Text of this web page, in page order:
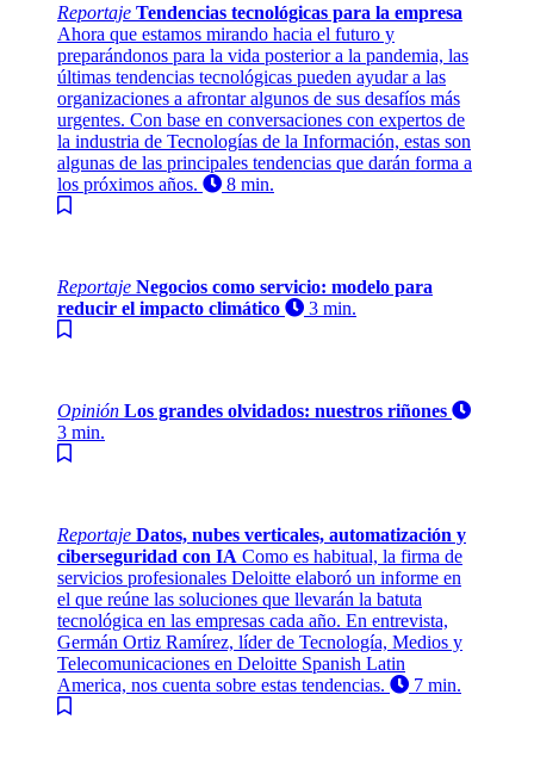
Reportaje Tendencias tecnológicas para la empresa
Ahora que estamos mirando hacia el futuro y
preparándonos para la vida posterior a la pandemia, las
últimas tendencias tecnológicas pueden ayudar a las
organizaciones a afrontar algunos de sus desafíos más
urgentes. Con base en conversaciones con expertos de
la industria de Tecnologías de la Información, estas son
algunas de las principales tendencias que darán forma a
los próximos años.
8 min.
Reportaje Negocios como servicio: modelo para
reducir el impacto climático
3 min.
Opinión Los grandes olvidados: nuestros riñones
3 min.
Reportaje Datos, nubes verticales, automatización y
ciberseguridad con IA Como es habitual, la firma de
servicios profesionales Deloitte elaboró un informe en
el que reúne las soluciones que llevarán la batuta
tecnológica en las empresas cada año. En entrevista,
Germán Ortiz Ramírez, líder de Tecnología, Medios y
Telecomunicaciones en Deloitte Spanish Latin
America, nos cuenta sobre estas tendencias.
7 min.